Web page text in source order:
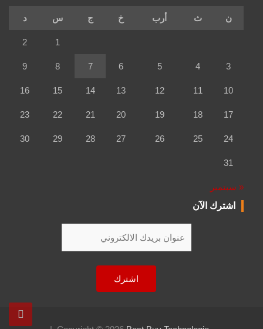
ن ث أرب خ ج س د
1
2
3
4
5
6
7
8
9
10
11
12
13
14
15
16
17
18
19
20
21
22
23
24
25
26
27
28
29
30
31
« سبتمبر
اشترك الآن